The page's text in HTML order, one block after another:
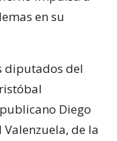
en su
diputados del
Diego
de la